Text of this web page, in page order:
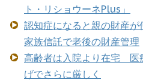
ト・リショウーネPlus」
認知症になると親の財産
家族信託で老後の財産管理
高齢者は入院より在宅 医
げでさらに厳しく